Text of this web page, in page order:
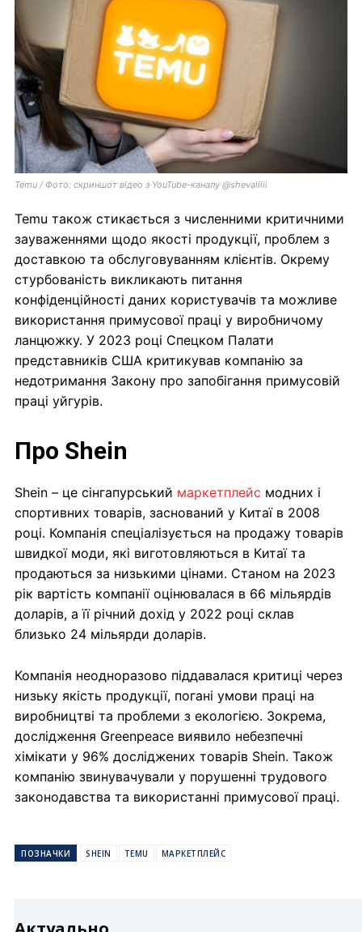
Temu / Фото: скриншот відео з YouTube-каналу @shevaliiii
Temu також стикається з численними критичними
зауваженнями щодо якості продукції, проблем з
доставкою та обслуговуванням клієнтів. Окрему
стурбованість викликають питання
конфіденційності даних користувачів та можливе
використання примусової праці у виробничому
ланцюжку. У 2023 році Спецком Палати
представників США критикував компанію за
недотримання Закону про запобігання примусовій
праці уйгурів.
Про Shein
Shein – це сінгапурський маркетплейс модних і
спортивних товарів, заснований у Китаї в 2008
році. Компанія спеціалізується на продажу товарів
швидкої моди, які виготовляються в Китаї та
продаються за низькими цінами. Станом на 2023
рік вартість компанії оцінювалася в 66 мільярдів
доларів, а її річний дохід у 2022 році склав
близько 24 мільярди доларів.
Компанія неодноразово піддавалася критиці через
низьку якість продукції, погані умови праці на
виробництві та проблеми з екологією. Зокрема,
дослідження Greenpeace виявило небезпечні
хімікати у 96% досліджених товарів Shein. Також
компанію звинувачували у порушенні трудового
законодавства та використанні примусової праці.
ПОЗНАЧКИ SHEIN TEMU МАРКЕТПЛЕЙС